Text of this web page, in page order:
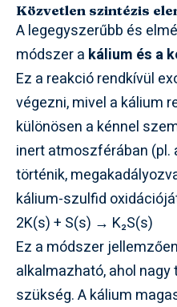
Közvetlen szintézis
A legegyszerűbb és
módszer a kálium és a
Ez a reakció rendkívül
végezni, mivel a kálium
különösen a kénnel
inert atmoszférában (pl.
történik,
kálium-szulfid
2K(s) + S(s) → K₂S(s)
Ez a módszer
alkalmazható, ahol
szükség. A kálium